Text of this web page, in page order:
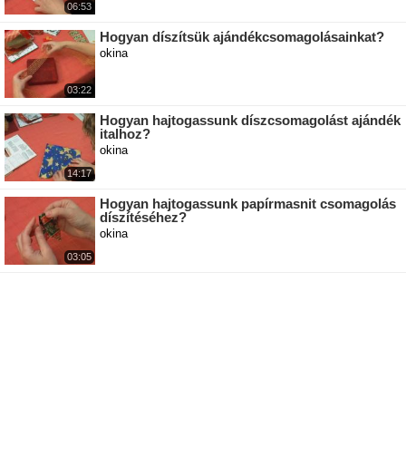
06:53
03:22
Hogyan díszítsük ajándékcsomagolásainkat?
okina
14:17
Hogyan hajtogassunk díszcsomagolást ajándék
italhoz?
okina
03:05
Hogyan hajtogassunk papírmasnit csomagolás
díszítéséhez?
okina